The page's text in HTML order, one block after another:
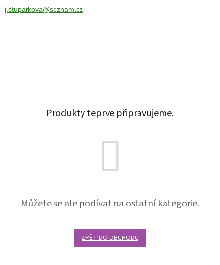
j.stuparkova@seznam.cz
Produkty teprve připravujeme.
Můžete se ale podívat na ostatní kategorie.
ZPĚT DO OBCHODU